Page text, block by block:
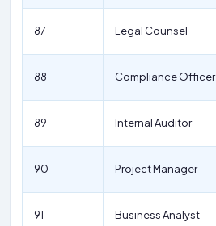
87 Legal Counsel
88 Compliance Officer
89 Internal Auditor
90 Project Manager
91 Business Analyst